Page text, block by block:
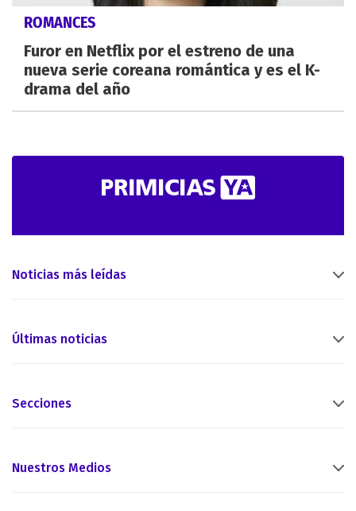
ROMANCES
Furor en Netflix por el estreno de una
nueva serie coreana romántica y es el K-
drama del año
Noticias más leídas
Últimas noticias
Secciones
Nuestros Medios